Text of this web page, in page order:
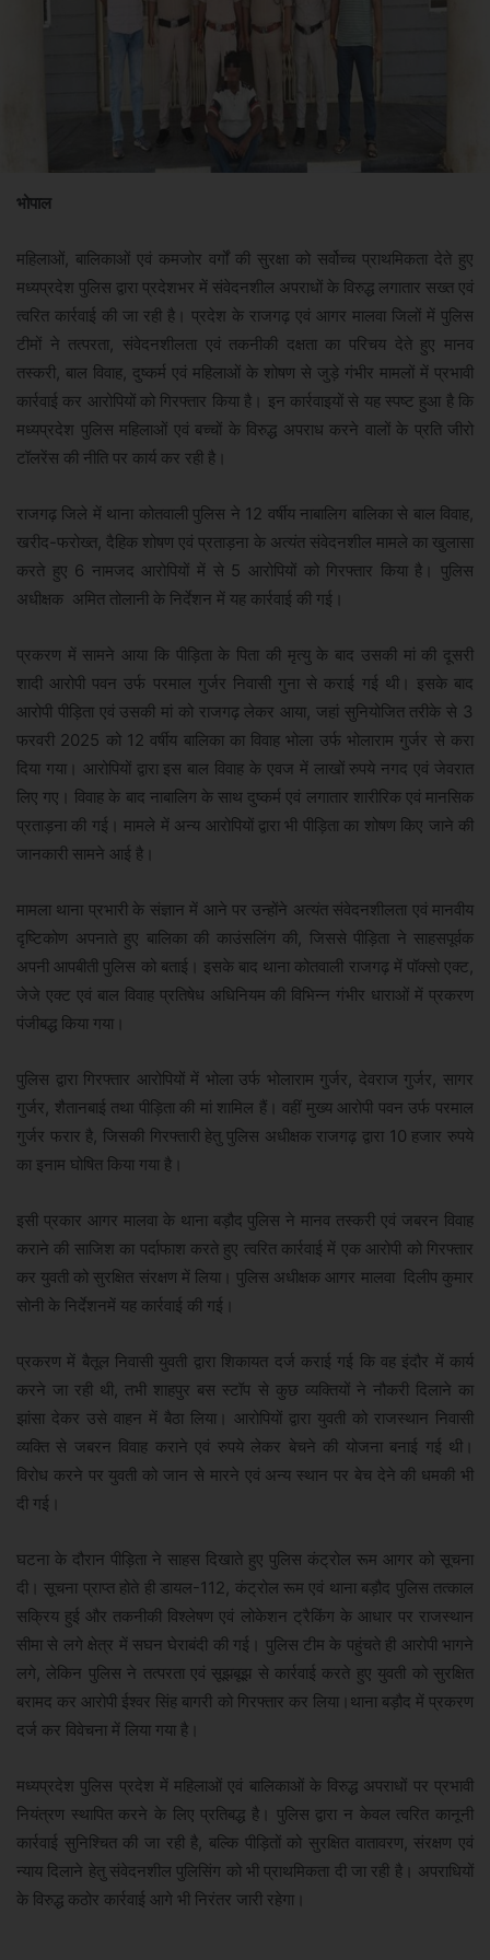
भोपाल
महिलाओं, बालिकाओं एवं कमजोर वर्गों की सुरक्षा को सर्वोच्च प्राथमिकता देते हुए
मध्यप्रदेश पुलिस द्वारा प्रदेशभर में संवेदनशील अपराधों के विरुद्ध लगातार सख्त एवं
त्वरित कार्रवाई की जा रही है। प्रदेश के राजगढ़ एवं आगर मालवा जिलों में पुलिस
टीमों ने तत्परता, संवेदनशीलता एवं तकनीकी दक्षता का परिचय देते हुए मानव
तस्करी, बाल विवाह, दुष्कर्म एवं महिलाओं के शोषण से जुड़े गंभीर मामलों में प्रभावी
कार्रवाई कर आरोपियों को गिरफ्तार किया है। इन कार्रवाइयों से यह स्पष्ट हुआ है कि
मध्यप्रदेश पुलिस महिलाओं एवं बच्चों के विरुद्ध अपराध करने वालों के प्रति जीरो
टॉलरेंस की नीति पर कार्य कर रही है।
राजगढ़ जिले में थाना कोतवाली पुलिस ने 12 वर्षीय नाबालिग बालिका से बाल विवाह,
खरीद-फरोख्त, दैहिक शोषण एवं प्रताड़ना के अत्यंत संवेदनशील मामले का खुलासा
करते हुए 6 नामजद आरोपियों में से 5 आरोपियों को गिरफ्तार किया है। पुलिस
अधीक्षक अमित तोलानी के निर्देशन में यह कार्रवाई की गई।
प्रकरण में सामने आया कि पीड़िता के पिता की मृत्यु के बाद उसकी मां की दूसरी
शादी आरोपी पवन उर्फ परमाल गुर्जर निवासी गुना से कराई गई थी। इसके बाद
आरोपी पीड़िता एवं उसकी मां को राजगढ़ लेकर आया, जहां सुनियोजित तरीके से 3
फरवरी 2025 को 12 वर्षीय बालिका का विवाह भोला उर्फ भोलाराम गुर्जर से करा
दिया गया। आरोपियों द्वारा इस बाल विवाह के एवज में लाखों रुपये नगद एवं जेवरात
लिए गए। विवाह के बाद नाबालिग के साथ दुष्कर्म एवं लगातार शारीरिक एवं मानसिक
प्रताड़ना की गई। मामले में अन्य आरोपियों द्वारा भी पीड़िता का शोषण किए जाने की
जानकारी सामने आई है।
मामला थाना प्रभारी के संज्ञान में आने पर उन्होंने अत्यंत संवेदनशीलता एवं मानवीय
दृष्टिकोण अपनाते हुए बालिका की काउंसलिंग की, जिससे पीड़िता ने साहसपूर्वक
अपनी आपबीती पुलिस को बताई। इसके बाद थाना कोतवाली राजगढ़ में पॉक्सो एक्ट,
जेजे एक्ट एवं बाल विवाह प्रतिषेध अधिनियम की विभिन्न गंभीर धाराओं में प्रकरण
पंजीबद्ध किया गया।
पुलिस द्वारा गिरफ्तार आरोपियों में भोला उर्फ भोलाराम गुर्जर, देवराज गुर्जर, सागर
गुर्जर, शैतानबाई तथा पीड़िता की मां शामिल हैं। वहीं मुख्य आरोपी पवन उर्फ परमाल
गुर्जर फरार है, जिसकी गिरफ्तारी हेतु पुलिस अधीक्षक राजगढ़ द्वारा 10 हजार रुपये
का इनाम घोषित किया गया है।
इसी प्रकार आगर मालवा के थाना बड़ौद पुलिस ने मानव तस्करी एवं जबरन विवाह
कराने की साजिश का पर्दाफाश करते हुए त्वरित कार्रवाई में एक आरोपी को गिरफ्तार
कर युवती को सुरक्षित संरक्षण में लिया। पुलिस अधीक्षक आगर मालवा दिलीप कुमार
सोनी के निर्देशनमें यह कार्रवाई की गई।
प्रकरण में बैतूल निवासी युवती द्वारा शिकायत दर्ज कराई गई कि वह इंदौर में कार्य
करने जा रही थी, तभी शाहपुर बस स्टॉप से कुछ व्यक्तियों ने नौकरी दिलाने का
झांसा देकर उसे वाहन में बैठा लिया। आरोपियों द्वारा युवती को राजस्थान निवासी
व्यक्ति से जबरन विवाह कराने एवं रुपये लेकर बेचने की योजना बनाई गई थी।
विरोध करने पर युवती को जान से मारने एवं अन्य स्थान पर बेच देने की धमकी भी
दी गई।
घटना के दौरान पीड़िता ने साहस दिखाते हुए पुलिस कंट्रोल रूम आगर को सूचना
दी। सूचना प्राप्त होते ही डायल-112, कंट्रोल रूम एवं थाना बड़ौद पुलिस तत्काल
सक्रिय हुई और तकनीकी विश्लेषण एवं लोकेशन ट्रैकिंग के आधार पर राजस्थान
सीमा से लगे क्षेत्र में सघन घेराबंदी की गई। पुलिस टीम के पहुंचते ही आरोपी भागने
लगे, लेकिन पुलिस ने तत्परता एवं सूझबूझ से कार्रवाई करते हुए युवती को सुरक्षित
बरामद कर आरोपी ईश्वर सिंह बागरी को गिरफ्तार कर लिया।थाना बड़ौद में प्रकरण
दर्ज कर विवेचना में लिया गया है।
मध्यप्रदेश पुलिस प्रदेश में महिलाओं एवं बालिकाओं के विरुद्ध अपराधों पर प्रभावी
नियंत्रण स्थापित करने के लिए प्रतिबद्ध है। पुलिस द्वारा न केवल त्वरित कानूनी
कार्रवाई सुनिश्चित की जा रही है, बल्कि पीड़ितों को सुरक्षित वातावरण, संरक्षण एवं
न्याय दिलाने हेतु संवेदनशील पुलिसिंग को भी प्राथमिकता दी जा रही है। अपराधियों
के विरुद्ध कठोर कार्रवाई आगे भी निरंतर जारी रहेगा।